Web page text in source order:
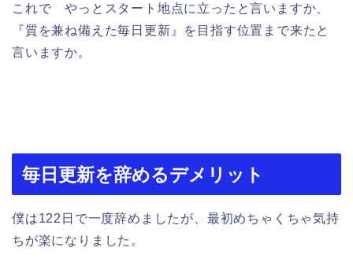
これで やっとスタート地点に立ったと言いますか、
『質を兼ね備えた毎日更新』を目指す位置まで来たと
言いますか。
毎日更新を辞めるデメリット
僕は122日で一度辞めましたが、最初めちゃくちゃ気持
ちが楽になりました。